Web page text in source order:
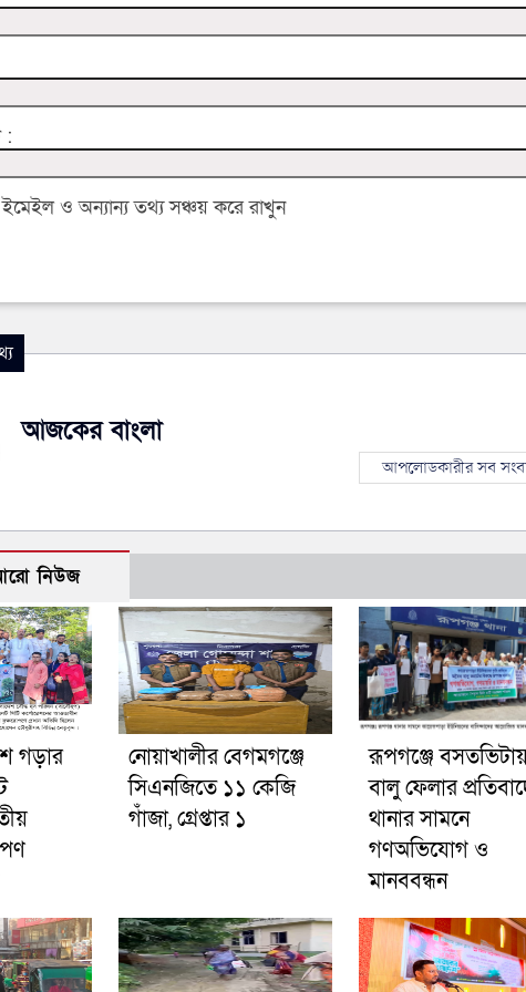
:
ও অন্যান্য তথ্য সঞ্চয় করে রাখুন
আজকের বাংলা
আপলোডকারীর সব
নিউজ
গড়ার
নোয়াখালীর বেগমগঞ্জে
সিএনজিতে ১১ কেজি
গাঁজা, গ্রেপ্তার ১
রূপগঞ্জে
বালু ফেলার
থানার সামনে
গণঅভিযোগ ও
মানববন্ধন